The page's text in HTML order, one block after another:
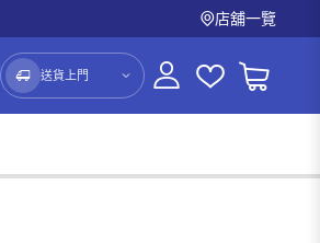
店舖一覽
送貨上門